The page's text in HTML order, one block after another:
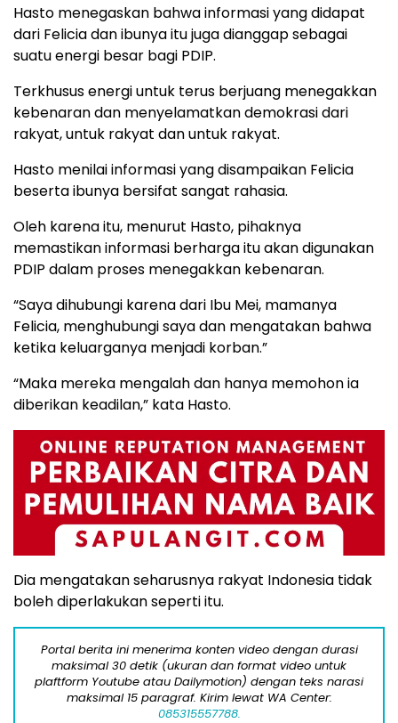
Hasto menegaskan bahwa informasi yang didapat
dari Felicia dan ibunya itu juga dianggap sebagai
suatu energi besar bagi PDIP.
Terkhusus energi untuk terus berjuang menegakkan
kebenaran dan menyelamatkan demokrasi dari
rakyat, untuk rakyat dan untuk rakyat.
Hasto menilai informasi yang disampaikan Felicia
beserta ibunya bersifat sangat rahasia.
Oleh karena itu, menurut Hasto, pihaknya
memastikan informasi berharga itu akan digunakan
PDIP dalam proses menegakkan kebenaran.
“Saya dihubungi karena dari Ibu Mei, mamanya
Felicia, menghubungi saya dan mengatakan bahwa
ketika keluarganya menjadi korban.”
“Maka mereka mengalah dan hanya memohon ia
diberikan keadilan,” kata Hasto.
Dia mengatakan seharusnya rakyat Indonesia tidak
boleh diperlakukan seperti itu.
Portal berita ini menerima konten video dengan durasi
maksimal 30 detik (ukuran dan format video untuk
plaftform Youtube atau Dailymotion) dengan teks narasi
maksimal 15 paragraf. Kirim lewat WA Center:
085315557788.